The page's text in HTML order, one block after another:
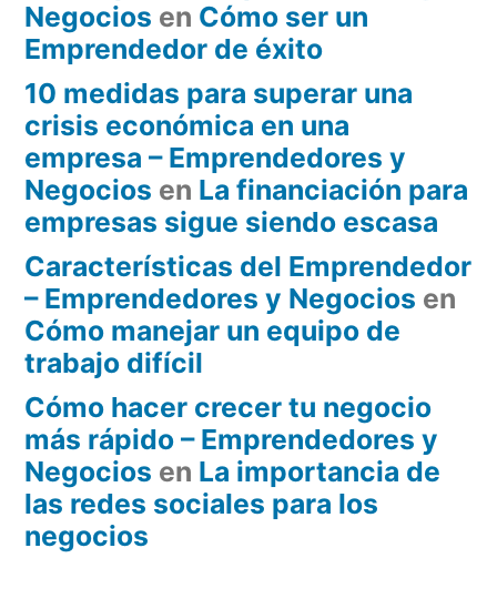
Negocios en Cómo ser un
Emprendedor de éxito
10 medidas para superar una
crisis económica en una
empresa – Emprendedores y
Negocios en La financiación para
empresas sigue siendo escasa
Características del Emprendedor
– Emprendedores y Negocios en
Cómo manejar un equipo de
trabajo difícil
Cómo hacer crecer tu negocio
más rápido – Emprendedores y
Negocios en La importancia de
las redes sociales para los
negocios